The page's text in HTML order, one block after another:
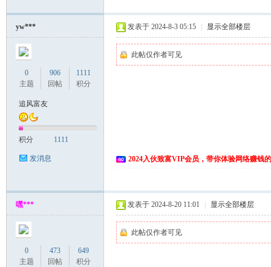
源
yw***
0
主题
906
回帖
1111
积分
追风富友
积分 1111
发消息
发表于 2024-8-3 05:15 显示全部楼层
此帖仅作者可见
2024入伙致富VIP会员，带你体验网络赚钱
嘿***
0
主题
473
回帖
649
积分
发表于 2024-8-20 11:01 显示全部楼层
此帖仅作者可见